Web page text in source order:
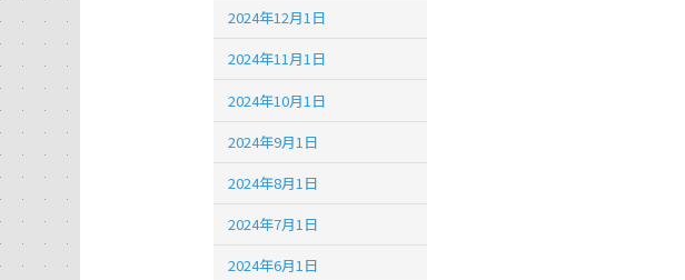
2024年12月1日
2024年11月1日
2024年10月1日
2024年9月1日
2024年8月1日
2024年7月1日
2024年6月1日